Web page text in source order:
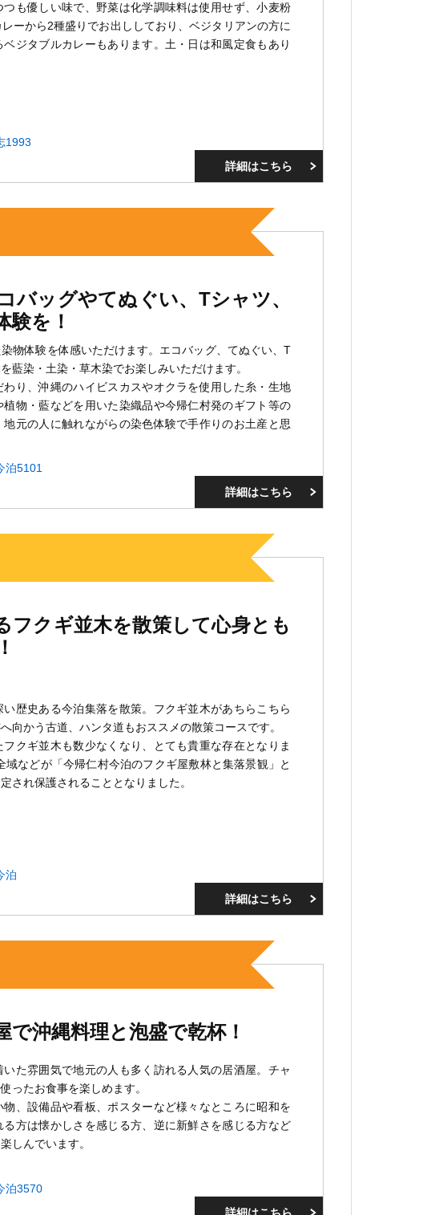
も優しい味で、野菜は化学調味料は使用せず、小麦粉
ーから2種盛りでお出ししており、ベジタリアンの方に
ジタブルカレーもあります。土・日は和風定食もあり
1993
詳細はこちら
バッグやてぬぐい、Tシャツ、
験を！
物体験を体感いただけます。エコバッグ、てぬぐい、T
藍染・土染・草木染でお楽しみいただけます。
り、沖縄のハイビスカスやオクラを使用した糸・生地
物・藍などを用いた染織品や今帰仁村発のギフト等の
元の人に触れながらの染色体験で手作りのお土産と思
泊5101
詳細はこちら
フクギ並木を散策して心身とも
歴史ある今泊集落を散策。フクギ並木があちらこちら
向かう古道、ハンタ道もおススメの散策コースです。
クギ並木も数少なくなり、とても貴重な存在となりま
域などが「今帰仁村今泊のフクギ屋敷林と集落景観」と
され保護されることとなりました。
泊
詳細はこちら
で沖縄料理と泡盛で乾杯！
た雰囲気で地元の人も多く訪れる人気の居酒屋。チャ
ったお食事を楽しめます。
、設備品や看板、ポスターなど様々なところに昭和を
方は懐かしさを感じる方、逆に新鮮さを感じる方など
しんでいます。
泊3570
詳細はこちら